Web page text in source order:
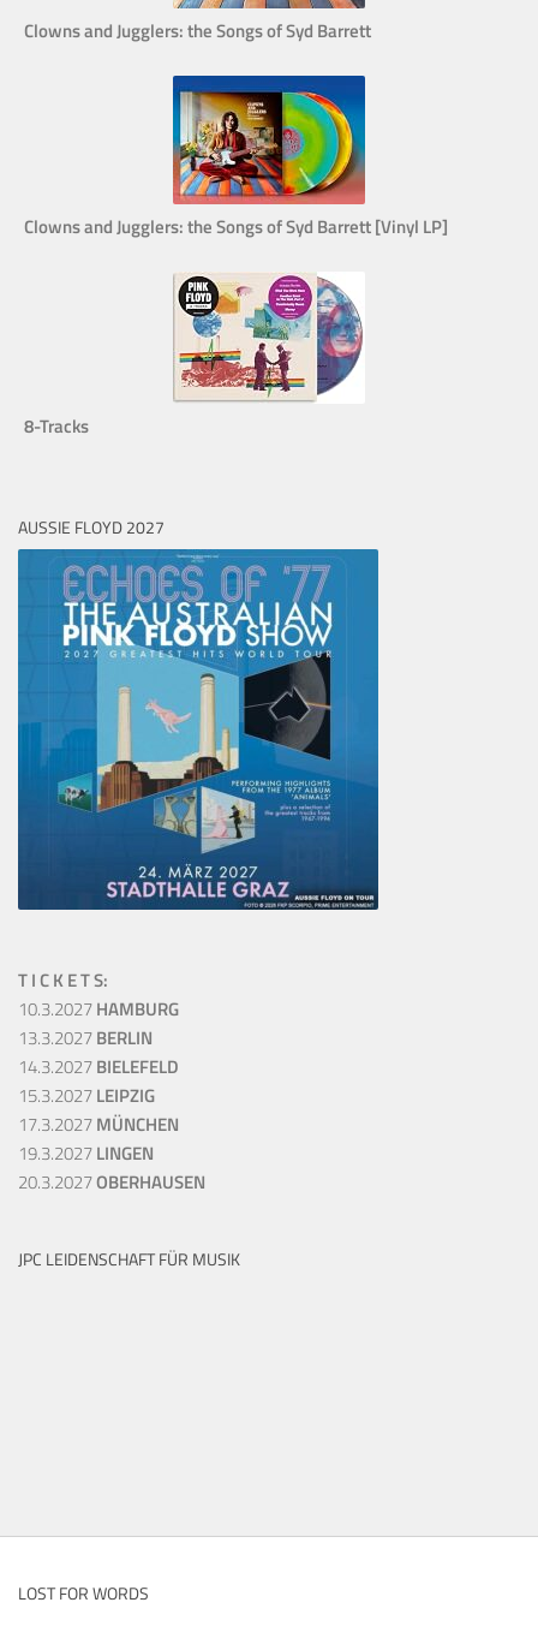
Clowns and Jugglers: the Songs of Syd Barrett
Clowns and Jugglers: the Songs of Syd Barrett [Vinyl LP]
8-Tracks
AUSSIE FLOYD 2027
T I C K E T S:
10.3.2027HAMBURG
13.3.2027BERLIN
14.3.2027BIELEFELD
15.3.2027LEIPZIG
17.3.2027MÜNCHEN
19.3.2027LINGEN
20.3.2027OBERHAUSEN
JPC LEIDENSCHAFT FÜR MUSIK
LOST FOR WORDS